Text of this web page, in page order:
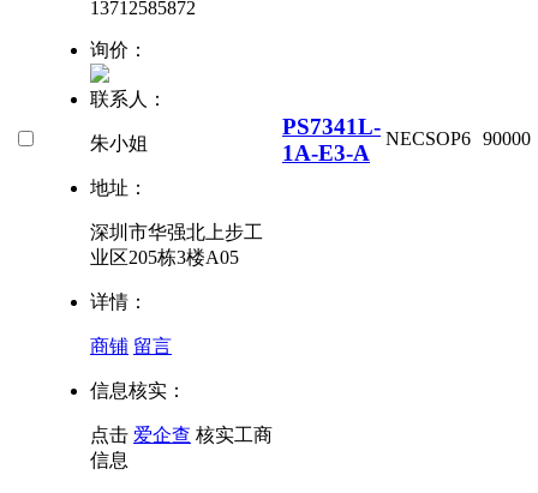
13712585872
询价：
联系人：
朱小姐
地址：
深圳市华强北上步工
业区205栋3楼A05
详情：
商铺 留言
信息核实：
点击 爱企查 核实工商
信息
PS7341L-
1A-E3-A
NECSOP6 90000